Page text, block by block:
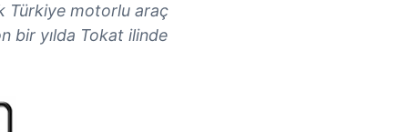
Türkiye motorlu araç
bir yılda Tokat ilinde